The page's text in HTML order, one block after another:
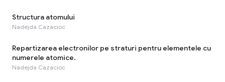
Structura atomului
Nadejda Cazacioc
Repartizarea electronilor pe straturi pentru elementele cu
numerele atomice.
Nadejda Cazacioc